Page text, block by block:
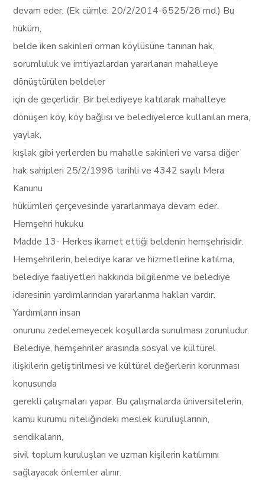
devam eder. (Ek cümle: 20/2/2014-6525/28 md.) Bu
hüküm,
belde iken sakinleri orman köylüsüne tanınan hak,
sorumluluk ve imtiyazlardan yararlanan mahalleye
dönüştürülen beldeler
için de geçerlidir. Bir belediyeye katılarak mahalleye
dönüşen köy, köy bağlısı ve belediyelerce kullanılan mera,
yaylak,
kışlak gibi yerlerden bu mahalle sakinleri ve varsa diğer
hak sahipleri 25/2/1998 tarihli ve 4342 sayılı Mera
Kanunu
hükümleri çerçevesinde yararlanmaya devam eder.
Hemşehri hukuku
Madde 13- Herkes ikamet ettiği beldenin hemşehrisidir.
Hemşehrilerin, belediye karar ve hizmetlerine katılma,
belediye faaliyetleri hakkında bilgilenme ve belediye
idaresinin yardımlarından yararlanma hakları vardır.
Yardımların insan
onurunu zedelemeyecek koşullarda sunulması zorunludur.
Belediye, hemşehriler arasında sosyal ve kültürel
ilişkilerin geliştirilmesi ve kültürel değerlerin korunması
konusunda
gerekli çalışmaları yapar. Bu çalışmalarda üniversitelerin,
kamu kurumu niteliğindeki meslek kuruluşlarının,
sendikaların,
sivil toplum kuruluşları ve uzman kişilerin katılımını
sağlayacak önlemler alınır.